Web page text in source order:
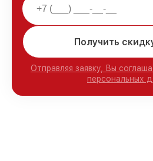
Получить
Отправляя заявку, Вы
персональных